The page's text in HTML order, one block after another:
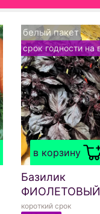
в корзину
белый пакет
срок годности на
Базилик
ФИОЛЕТОВЫЙ
короткий срок